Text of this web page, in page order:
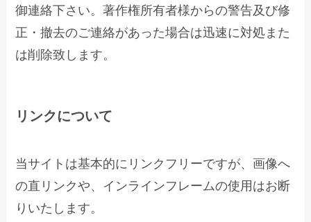
御連絡下さい。著作権所有者様からの警告及び修
正・撤去のご連絡があった場合は迅速に対処また
は削除致します。
リンクについて
当サイトは基本的にリンクフリーですが、画像へ
の直リンクや、インラインフレームの使用はお断
りいたします。